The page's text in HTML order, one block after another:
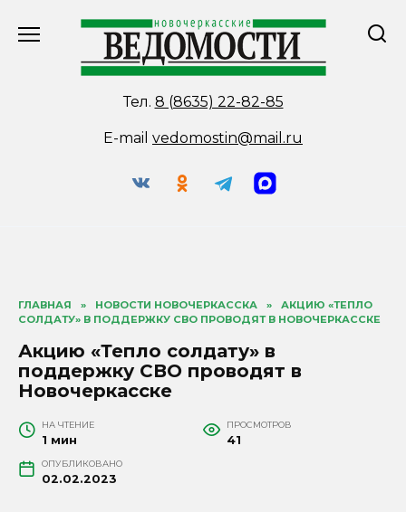
Тел. 8 (8635) 22-82-85
E-mail vedomostin@mail.ru
ГЛАВНАЯ » НОВОСТИ НОВОЧЕРКАССКА »
АКЦИЮ «ТЕПЛО
СОЛДАТУ» В ПОДДЕРЖКУ СВО ПРОВОДЯТ В НОВОЧЕРКАССКЕ
Акцию «Тепло солдату» в
поддержку СВО проводят в
Новочеркасске
НА ЧТЕНИЕ
1 мин
ПРОСМОТРОВ
41
ОПУБЛИКОВАНО
02.02.2023